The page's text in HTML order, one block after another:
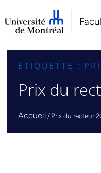
ÉTIQUETTE :
Prix du
Accueil / Prix du recteur